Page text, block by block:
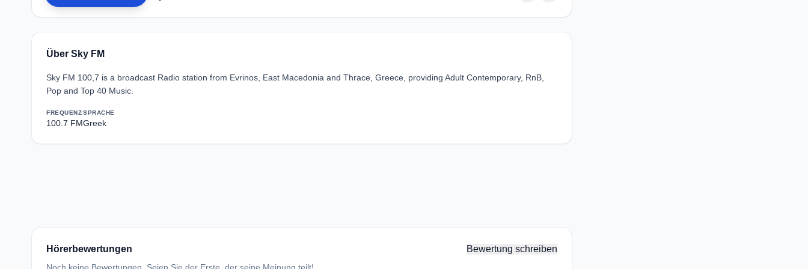
Über Sky FM
Sky FM 100,7 is a broadcast Radio station from Evrinos, East Macedonia and Thrace, Greece, providing Adult Contemporary, RnB,
Pop and Top 40 Music.
FREQUENZ
100.7 FM
SPRACHE
Greek
Hörerbewertungen Bewertung schreiben